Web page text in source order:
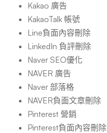
Kakao 廣告
KakaoTalk 帳號
Line負面內容刪除
LinkedIn 負評刪除
Naver SEO優化
NAVER 廣告
Naver 部落格
NAVER負面文章刪除
Pinterest 營銷
Pinterest負面內容刪除